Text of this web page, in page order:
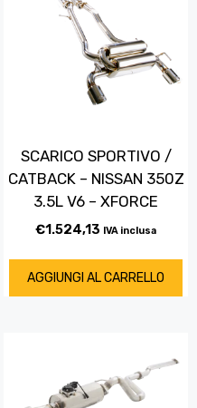
SCARICO SPORTIVO /
CATBACK – NISSAN 350Z
3.5L V6 – XFORCE
€1.524,13 IVA inclusa
AGGIUNGI AL CARRELLO